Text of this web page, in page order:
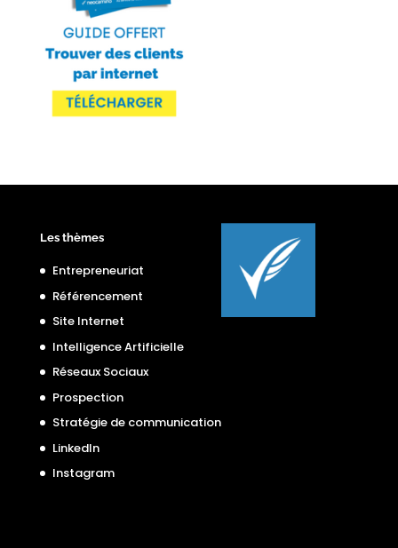
Les thèmes
Entrepreneuriat
Référencement
Site Internet
Intelligence Artificielle
Réseaux Sociaux
Prospection
Stratégie de communication
LinkedIn
Instagram